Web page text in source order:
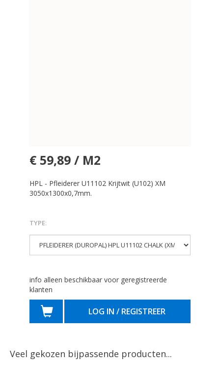
€ 59,89 / M2
HPL - Pfleiderer U11102 Krijtwit (U102) XM
3050x1300x0,7mm.
TYPE:
info alleen beschikbaar voor geregistreerde
klanten
LOG IN / REGISTREER
Veel gekozen bijpassende producten...